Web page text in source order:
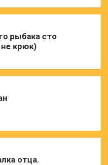
рыбака сто
крюк)
отца.